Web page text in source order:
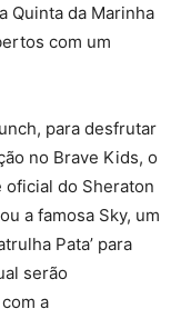
Quinta da Marinha
com um
para desfrutar
no Brave Kids, o
oficial do Sheraton
a famosa Sky, um
Pata’ para
serão
a